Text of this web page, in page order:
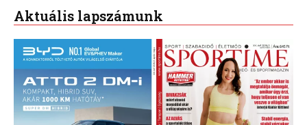
Aktuális lapszámunk